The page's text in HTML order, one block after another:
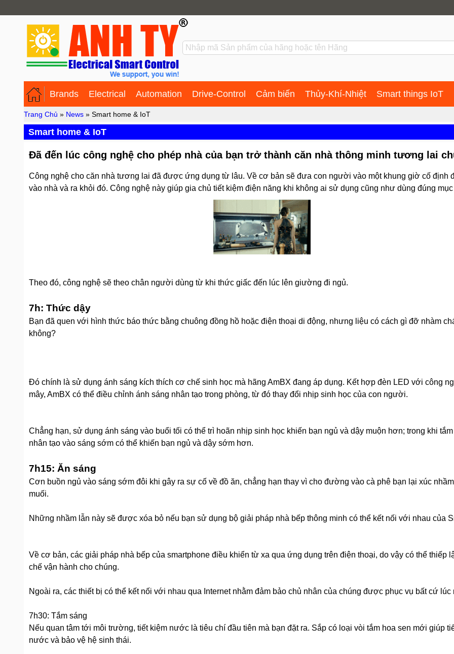
Brands Electrical Automation Drive-Control Cảm biến Thủy-Khí-Nhiệt Smart things IoT
Trang Chủ » News » Smart home & IoT
Smart home & IoT
Đã đến lúc công nghệ cho phép nhà của bạn trở thành căn nhà thông minh tương lai
Công nghệ cho căn nhà tương lai đã được ứng dụng từ lâu. Về cơ bản sẽ đưa con người vào một khung giờ cố định
vào nhà và ra khỏi đó. Công nghệ này giúp gia chủ tiết kiệm điện năng khi không ai sử dụng cũng như dùng đúng
Theo đó, công nghệ sẽ theo chân người dùng từ khi thức giấc đến lúc lên giường đi ngủ.
7h: Thức dậy
Bạn đã quen với hình thức báo thức bằng chuông đồng hồ hoặc điện thoại di động, nhưng liệu có cách gì đỡ nhàm
không?
Đó chính là sử dụng ánh sáng kích thích cơ chế sinh học mà hãng AmBX đang áp dụng. Kết hợp đèn LED với công
mây, AmBX có thể điều chỉnh ánh sáng nhân tạo trong phòng, từ đó thay đổi nhịp sinh học của con người.
Chẳng hạn, sử dụng ánh sáng vào buổi tối có thể trì hoãn nhịp sinh học khiến bạn ngủ và dậy muộn hơn; trong khi
nhân tạo vào sáng sớm có thể khiến bạn ngủ và dậy sớm hơn.
7h15: Ăn sáng
Cơn buồn ngủ vào sáng sớm đôi khi gây ra sự cố về đồ ăn, chẳng hạn thay vì cho đường vào cà phê bạn lại xúc
muối.
Những nhầm lẫn này sẽ được xóa bỏ nếu bạn sử dụng bộ giải pháp nhà bếp thông minh có thể kết nối với nhau của
Về cơ bản, các giải pháp nhà bếp của smartphone điều khiển từ xa qua ứng dụng trên điện thoại, do vậy có thể thiếp
chế vận hành cho chúng.
Ngoài ra, các thiết bị có thể kết nối với nhau qua Internet nhằm đảm bảo chủ nhân của chúng được phục vụ bất cứ lúc
7h30: Tắm sáng
Nếu quan tâm tới môi trường, tiết kiệm nước là tiêu chí đầu tiên mà bạn đặt ra. Sắp có loại vòi tắm hoa sen mới giúp
nước và bảo vệ hệ sinh thái.